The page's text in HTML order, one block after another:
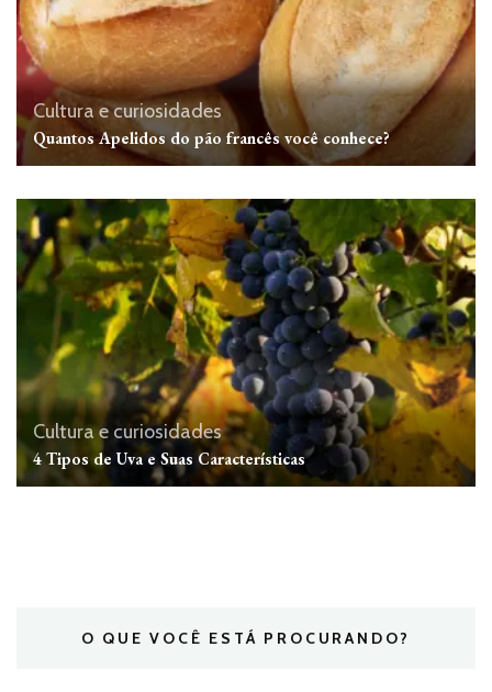
Cultura e curiosidades
Quantos Apelidos do pão francês você conhece?
Cultura e curiosidades
4 Tipos de Uva e Suas Características
O QUE VOCÊ ESTÁ PROCURANDO?